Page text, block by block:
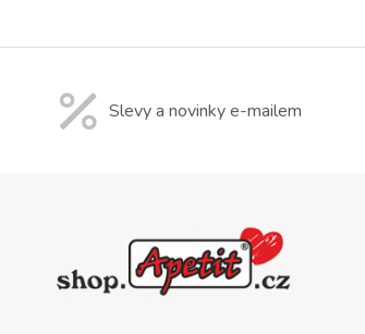
Slevy a novinky e-mailem